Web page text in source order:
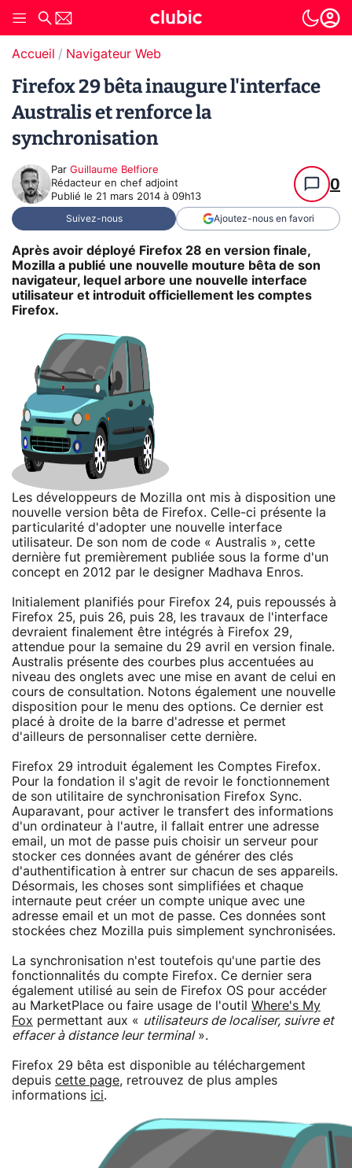
Accueil Navigateur Web
Firefox 29 bêta inaugure l'interface
Australis et renforce la
synchronisation
Par Guillaume Belfiore
Rédacteur en chef adjoint
Publié le 21 mars 2014 à 09h13
0
Suivez-nous Ajoutez-nous en favori
Après avoir déployé Firefox 28 en version finale,
Mozilla a publié une nouvelle mouture bêta de son
navigateur, lequel arbore une nouvelle interface
utilisateur et introduit officiellement les comptes
Firefox.
Les développeurs de Mozilla ont mis à disposition une
nouvelle version bêta de Firefox. Celle-ci présente la
particularité d'adopter une nouvelle interface
utilisateur. De son nom de code « Australis », cette
dernière fut premièrement publiée sous la forme d'un
concept en 2012 par le designer Madhava Enros.
Initialement planifiés pour Firefox 24, puis repoussés à
Firefox 25, puis 26, puis 28, les travaux de l'interface
devraient finalement être intégrés à Firefox 29,
attendue pour la semaine du 29 avril en version finale.
Australis présente des courbes plus accentuées au
niveau des onglets avec une mise en avant de celui en
cours de consultation. Notons également une nouvelle
disposition pour le menu des options. Ce dernier est
placé à droite de la barre d'adresse et permet
d'ailleurs de personnaliser cette dernière.
Firefox 29 introduit également les Comptes Firefox.
Pour la fondation il s'agit de revoir le fonctionnement
de son utilitaire de synchronisation Firefox Sync.
Auparavant, pour activer le transfert des informations
d'un ordinateur à l'autre, il fallait entrer une adresse
email, un mot de passe puis choisir un serveur pour
stocker ces données avant de générer des clés
d'authentification à entrer sur chacun de ses appareils.
Désormais, les choses sont simplifiées et chaque
internaute peut créer un compte unique avec une
adresse email et un mot de passe. Ces données sont
stockées chez Mozilla puis simplement synchronisées.
La synchronisation n'est toutefois qu'une partie des
fonctionnalités du compte Firefox. Ce dernier sera
également utilisé au sein de Firefox OS pour accéder
au MarketPlace ou faire usage de l'outil Where's My
Fox permettant aux « utilisateurs de localiser, suivre et
effacer à distance leur terminal».
Firefox 29 bêta est disponible au téléchargement
depuis cette page, retrouvez de plus amples
informations ici.